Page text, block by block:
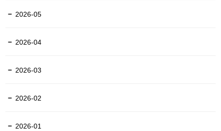
2026-05
2026-04
2026-03
2026-02
2026-01